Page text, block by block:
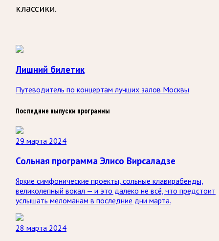
классики.
Лишний билетик
Путеводитель по концертам лучших залов Москвы
Последние выпуски программы
29 марта 2024
Сольная программа Элисо Вирсаладзе
Яркие симфонические проекты, сольные клавирабенды,
великолепный вокал — и это далеко не всё, что предстоит
услышать меломанам в последние дни марта.
28 марта 2024